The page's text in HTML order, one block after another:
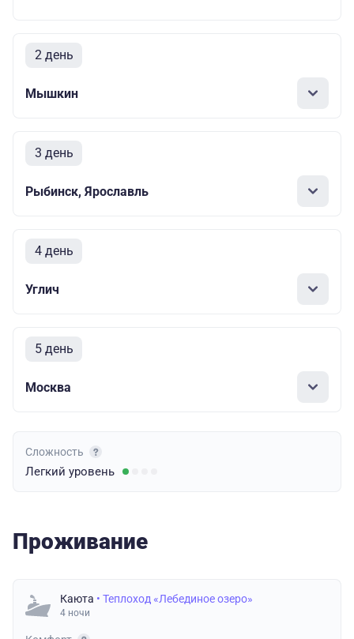
2 день
Мышкин
3 день
Рыбинск, Ярославль
4 день
Углич
5 день
Москва
Сложность
Легкий уровень
Проживание
Каюта • Теплоход «Лебединое озеро»
4 ночи